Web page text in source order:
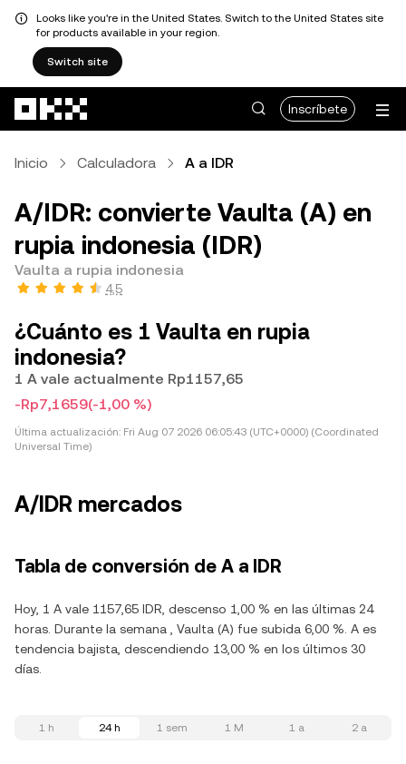
Looks like you're in the United States. Switch to the United States site
for products available in your region.
Switch site
Inscríbete
Inicio Calculadora A a IDR
A/IDR: convierte Vaulta (A) en
rupia indonesia (IDR)
Vaulta a rupia indonesia
4,5
¿Cuánto es 1 Vaulta en rupia
indonesia?
1 A vale actualmente Rp1157,65
-Rp7,1659(-1,00 %)
Última actualización: Fri Aug 07 2026 06:05:43 (UTC+0000) (Coordinated
Universal Time)
A/IDR mercados
Tabla de conversión de A a IDR
Hoy, 1 A vale 1157,65 IDR, descenso 1,00 % en las últimas 24
horas. Durante la semana , Vaulta (A) fue subida 6,00 %. A es
tendencia bajista, descendiendo 13,00 % en los últimos 30
días.
1 h 24 h 1 sem 1 M 1 a 2 a